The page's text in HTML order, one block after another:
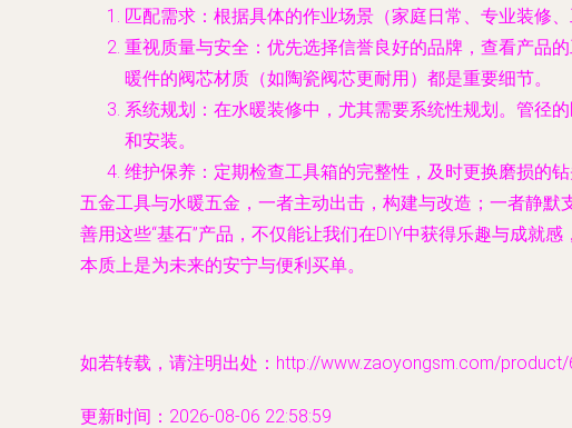
匹配需求 ：根据具体的作业场景（家庭日常、专业装修
重视质量与安全 ：优先选择信誉良好的品牌，查看产品
暖件的阀芯材质（如陶瓷阀芯更耐用）都是重要细节。
系统规划 ：在水暖装修中，尤其需要系统性规划。管径
和安装。
维护保养 ：定期检查工具箱的完整性，及时更换磨损的
五金工具与水暖五金，一者主动出击，构建与改造；一者静
善用这些“基石”产品，不仅能让我们在DIY中获得乐趣与成就
本质上是为未来的安宁与便利买单。
如若转载，请注明出处：http://www.zaoyongsm.com/product/
更新时间：2026-08-06 22:58:59